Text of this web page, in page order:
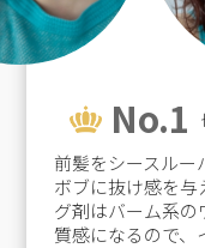
No.1
前髪をシースル
ボブに抜け感を
グ剤はバーム系
質感になるので